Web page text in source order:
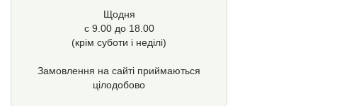
Щодня
с 9.00 до 18.00
(крім суботи і неділі)
Замовлення на сайті приймаються
цілодобово